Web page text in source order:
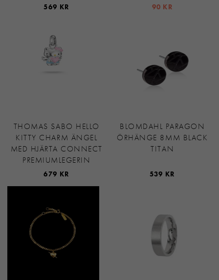
569 KR 90 KR
THOMAS SABO HELLO
KITTY CHARM ÄNGEL
MED HJÄRTA CONNECT
PREMIUMLEGERIN
679 KR
BLOMDAHL PARAGON
ÖRHÄNGE 8MM BLACK
TITAN
539 KR